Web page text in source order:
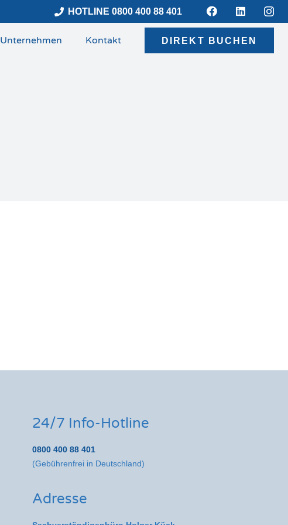
HOTLINE 0800 400 88 401
Unternehmen Kontakt DIREKT BUCHEN
24/7 Info-Hotline
0800 400 88 401
(Gebührenfrei in Deutschland)
Adresse